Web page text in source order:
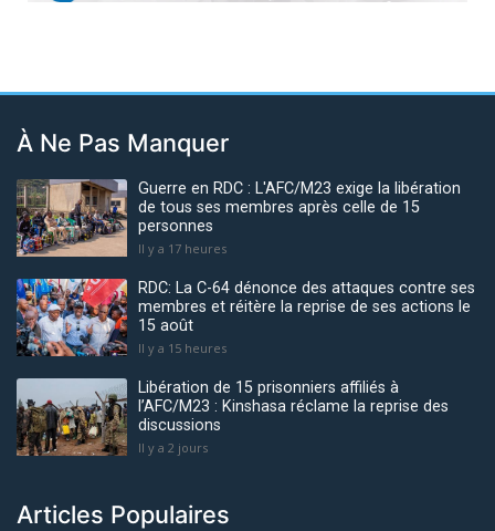
À Ne Pas Manquer
Guerre en RDC : L'AFC/M23 exige la libération
de tous ses membres après celle de 15
personnes
Il y a 17 heures
RDC: La C-64 dénonce des attaques contre ses
membres et réitère la reprise de ses actions le
15 août
Il y a 15 heures
Libération de 15 prisonniers affiliés à
l’AFC/M23 : Kinshasa réclame la reprise des
discussions
Il y a 2 jours
Articles Populaires